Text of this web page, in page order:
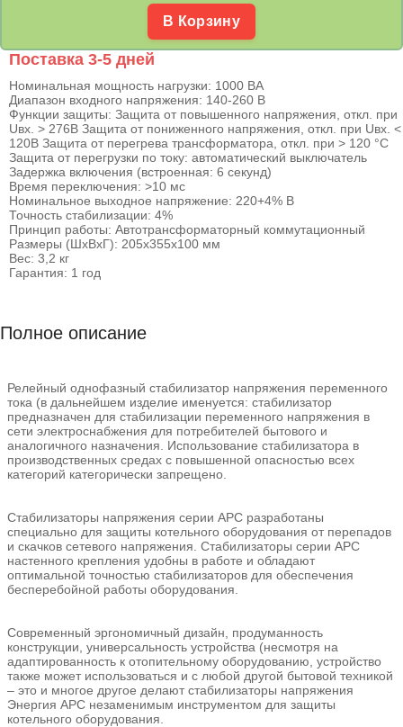
В Корзину
Поставка 3-5 дней
Номинальная мощность нагрузки: 1000 ВА
Диапазон входного напряжения: 140-260 В
Функции защиты: Защита от повышенного напряжения, откл. при
Uвх. > 276В Защита от пониженного напряжения, откл. при Uвх. <
120В Защита от перегрева трансформатора, откл. при > 120 °С
Защита от перегрузки по току: автоматический выключатель
Задержка включения (встроенная: 6 секунд)
Время переключения: >10 мс
Номинальное выходное напряжение: 220+4% В
Точность стабилизации: 4%
Принцип работы: Автотрансформаторный коммутационный
Размеры (ШхВхГ): 205х355х100 мм
Вес: 3,2 кг
Гарантия: 1 год
Полное описание
Релейный однофазный стабилизатор напряжения переменного
тока (в дальнейшем изделие именуется: стабилизатор
предназначен для стабилизации переменного напряжения в
сети электроснабжения для потребителей бытового и
аналогичного назначения. Использование стабилизатора в
производственных средах с повышенной опасностью всех
категорий категорически запрещено.
Стабилизаторы напряжения серии АРС разработаны
специально для защиты котельного оборудования от перепадов
и скачков сетевого напряжения. Стабилизаторы серии АРС
настенного крепления удобны в работе и обладают
оптимальной точностью стабилизаторов для обеспечения
бесперебойной работы оборудования.
Современный эргономичный дизайн, продуманность
конструкции, универсальность устройства (несмотря на
адаптированность к отопительному оборудованию, устройство
также может использоваться и с любой другой бытовой техникой
– это и многое другое делают стабилизаторы напряжения
Энергия АРС незаменимым инструментом для защиты
котельного оборудования.